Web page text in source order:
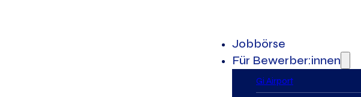
Jobbörse
Für Bewerber:innen
Gi Airport